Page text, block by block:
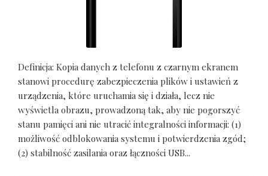
Definicja: Kopia danych z telefonu z czarnym ekranem
stanowi procedurę zabezpieczenia plików i ustawień z
urządzenia, które uruchamia się i działa, lecz nie
wyświetla obrazu, prowadzoną tak, aby nie pogorszyć
stanu pamięci ani nie utracić integralności informacji: (1)
możliwość odblokowania systemu i potwierdzenia zgód;
(2) stabilność zasilania oraz łączności USB...